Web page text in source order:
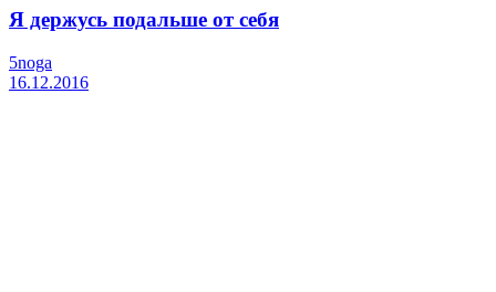
Я держусь подальше от себя
5noga
16.12.2016